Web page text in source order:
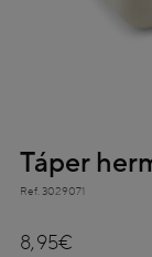
Táper
Ref. 3029071
8,95€